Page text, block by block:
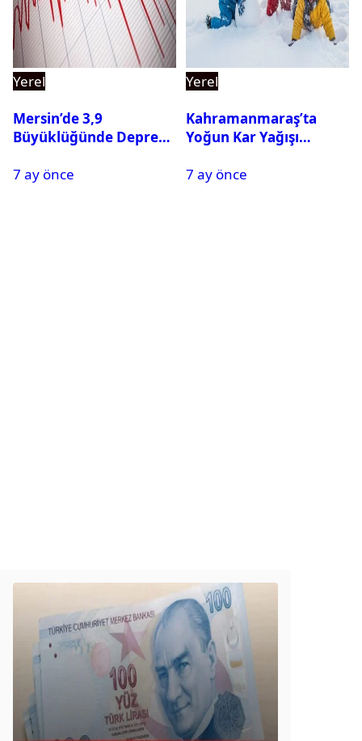
Yerel
Mersin’de 3,9
Büyüklüğünde Deprem
7 ay önce
Yerel
Kahramanmaraş’ta
Yoğun Kar Yağışı
Tatil
7 ay önce